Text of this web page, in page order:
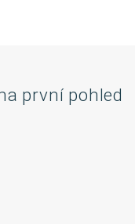
první pohled